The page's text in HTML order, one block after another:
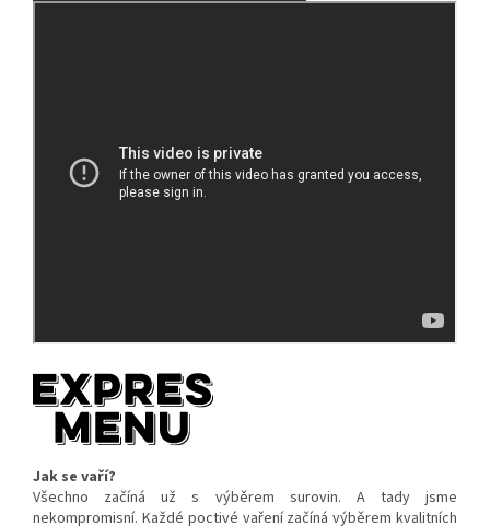
Jak se vaří?
Všechno začíná už s výběrem surovin. A tady jsme
nekompromisní. Každé poctivé vaření začíná výběrem kvalitních